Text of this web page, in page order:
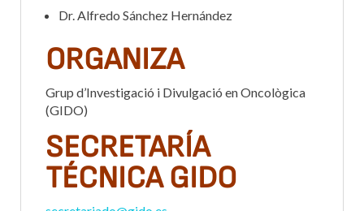
Dr. Alfredo Sánchez Hernández
ORGANIZA
Grup d’Investigació i Divulgació en Oncològica
(GIDO)
SECRETARÍA
TÉCNICA GIDO